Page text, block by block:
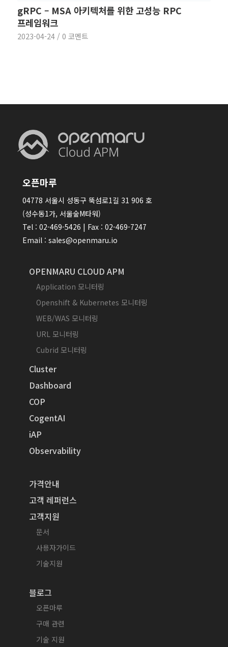
gRPC – MSA 아키텍처를 위한 고성능 RPC
프레임워크
2023-04-24 / 0 코멘트
오픈마루
04778 서울시 성동구 뚝섬로1길 31 906 호
(성수동1가, 서울숲M타워)
Tel : 02-469-5426 | Fax : 02-469-7247
Email : sales@openmaru.io
OPENMARU CLOUD APM
Application 모니터링
Openshift & Kubernetes 모니터링
WEB/WAS 모니터링
URL 모니터링
Cubrid 모니터링
Cluster
Dashboard
COP
CogentAI
iAP
Observability
가격안내
고객 레퍼런스
고객지원
문서
사용자가이드
기술지원
블로그
오픈마루
구매 관련
기술 지원